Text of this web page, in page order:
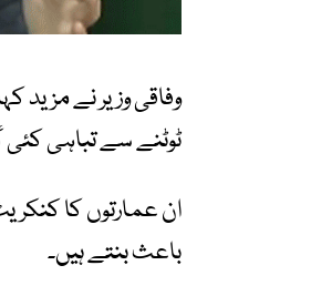
وفاقی وزیر نے مزید
ٹوٹنے سے تباہی کئی
ان عمارتوں کا
باعث بنتے ہیں۔